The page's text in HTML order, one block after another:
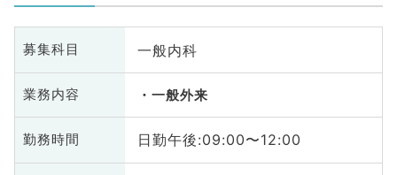
募集科目 一般内科
業務内容 一般外来
勤務時間 日勤午後:09:00〜12:00